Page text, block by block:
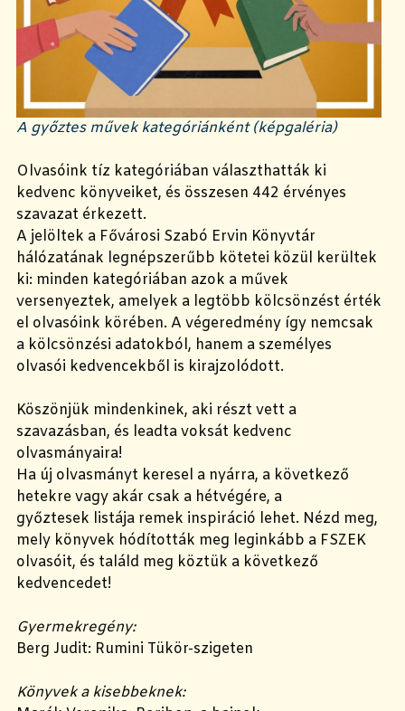
A győztes művek kategóriánként (képgaléria)
Olvasóink tíz kategóriában választhatták ki
kedvenc könyveiket, és összesen 442 érvényes
szavazat érkezett.
A jelöltek a Fővárosi Szabó Ervin Könyvtár
hálózatának legnépszerűbb kötetei közül kerültek
ki: minden kategóriában azok a művek
versenyeztek, amelyek a legtöbb kölcsönzést érték
el olvasóink körében. A végeredmény így nemcsak
a kölcsönzési adatokból, hanem a személyes
olvasói kedvencekből is kirajzolódott.
Köszönjük mindenkinek, aki részt vett a
szavazásban, és leadta voksát kedvenc
olvasmányaira!
Ha új olvasmányt keresel a nyárra, a következő
hetekre vagy akár csak a hétvégére, a
győztesek listája remek inspiráció lehet. Nézd meg,
mely könyvek hódították meg leginkább a FSZEK
olvasóit, és találd meg köztük a következő
kedvencedet!
Gyermekregény:
Berg Judit: Rumini Tükör-szigeten
Könyvek a kisebbeknek: